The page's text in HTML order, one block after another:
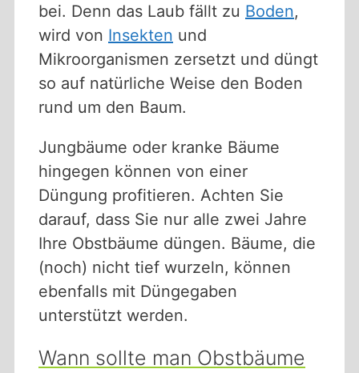
bei. Denn das Laub fällt zu Boden,
wird von Insekten und
Mikroorganismen zersetzt und düngt
so auf natürliche Weise den Boden
rund um den Baum.
Jungbäume oder kranke Bäume
hingegen können von einer
Düngung profitieren. Achten Sie
darauf, dass Sie nur alle zwei Jahre
Ihre Obstbäume düngen. Bäume, die
(noch) nicht tief wurzeln, können
ebenfalls mit Düngegaben
unterstützt werden.
Wann sollte man Obstbäume